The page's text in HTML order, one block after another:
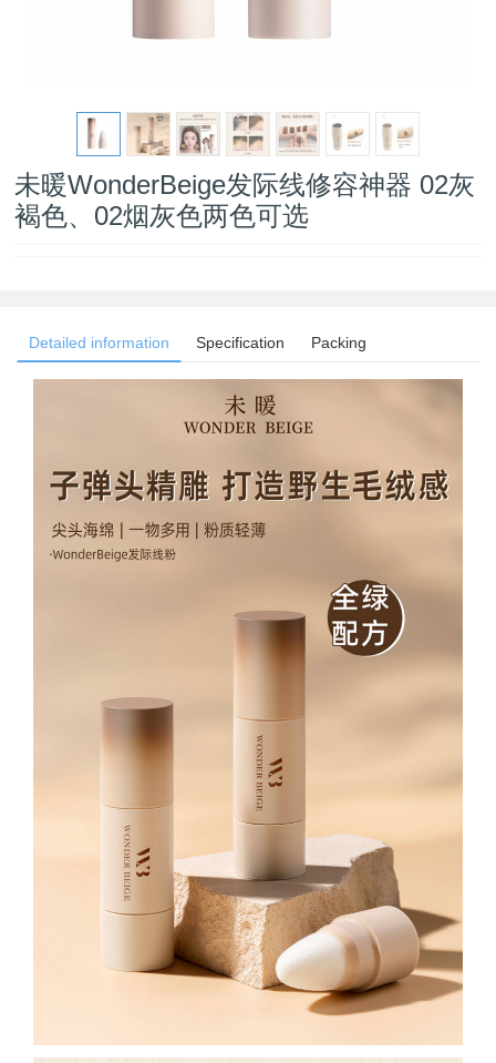
未暖WonderBeige发际线修容神器 02灰
褐色、02烟灰色两色可选
Detailed information Specification Packing